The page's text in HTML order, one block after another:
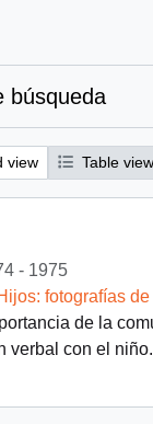
búsqueda
view Table view
- 1975
fotografías
de la
verbal con el niño.